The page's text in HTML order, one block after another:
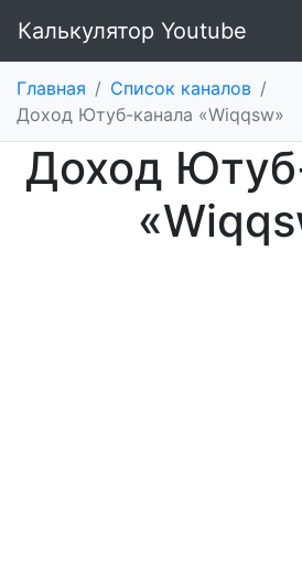
Калькулятор Youtube
Главная / Список каналов /
Доход Ютуб-канала «Wiqqsw»
Доход